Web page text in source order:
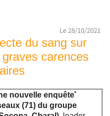
Le 28/10/2021
du sang sur
carences
nouvelle enquête*
(71) du groupe